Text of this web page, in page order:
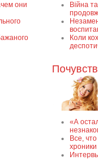
они
Війна
Коли
«А
Все,